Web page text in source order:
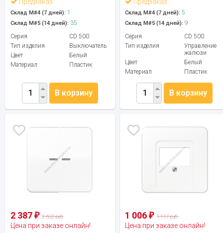
Склад М#4 (7 дней): 1
Склад М#5 (14 дней): 35
Серия
CD 500
Тип изделия
Выключатель
Цвет
Белый
Материал
Пластик
В корзину
Склад М#4 (7 дней): 5
Склад М#5 (14 дней): 9
Серия
CD 500
Тип изделия
Управление
жалюзи
Цвет
Белый
Материал
Пластик
В корзину
2 387 ₽ 2 652 руб.
Цена при заказе онлайн!
1 006₽ 1 117 руб.
Цена при заказе онлайн!